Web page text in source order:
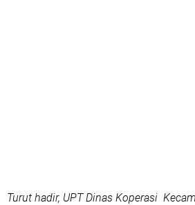
Turut hadir, UPT Dinas Koperasi